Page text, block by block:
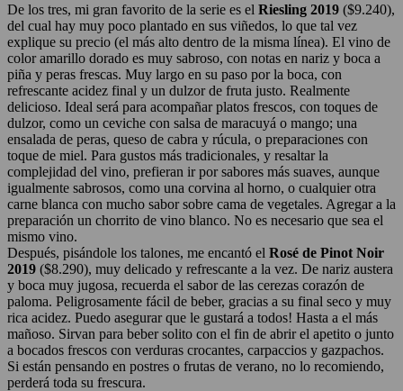
De los tres, mi gran favorito de la serie es el Riesling 2019 ($9.240),
del cual hay muy poco plantado en sus viñedos, lo que tal vez
explique su precio (el más alto dentro de la misma línea). El vino de
color amarillo dorado es muy sabroso, con notas en nariz y boca a
piña y peras frescas. Muy largo en su paso por la boca, con
refrescante acidez final y un dulzor de fruta justo. Realmente
delicioso. Ideal será para acompañar platos frescos, con toques de
dulzor, como un ceviche con salsa de maracuyá o mango; una
ensalada de peras, queso de cabra y rúcula, o preparaciones con
toque de miel. Para gustos más tradicionales, y resaltar la
complejidad del vino, prefieran ir por sabores más suaves, aunque
igualmente sabrosos, como una corvina al horno, o cualquier otra
carne blanca con mucho sabor sobre cama de vegetales. Agregar a la
preparación un chorrito de vino blanco. No es necesario que sea el
mismo vino.
Después, pisándole los talones, me encantó el Rosé de Pinot Noir
2019 ($8.290), muy delicado y refrescante a la vez. De nariz austera
y boca muy jugosa, recuerda el sabor de las cerezas corazón de
paloma. Peligrosamente fácil de beber, gracias a su final seco y muy
rica acidez. Puedo asegurar que le gustará a todos! Hasta a el más
mañoso. Sirvan para beber solito con el fin de abrir el apetito o junto
a bocados frescos con verduras crocantes, carpaccios y gazpachos.
Si están pensando en postres o frutas de verano, no lo recomiendo,
perderá toda su frescura.